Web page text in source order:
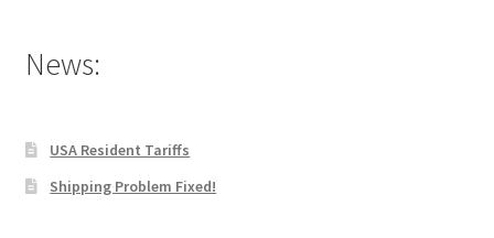
News:
USA Resident Tariffs
Shipping Problem Fixed!